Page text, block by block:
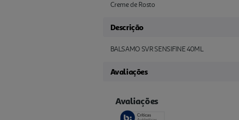
Creme de Rosto
Descrição
BALSAMO SVR SENSIFINE 40ML
Avaliações